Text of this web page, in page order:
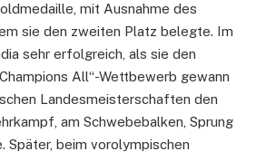
mit Ausnahme des
sie den zweiten Platz belegte. Im
sehr erfolgreich, als sie den
All“-Wettbewerb gewann
Landesmeisterschaften den
am Schwebebalken, Sprung
Später, beim vorolympischen